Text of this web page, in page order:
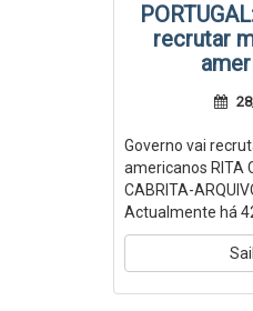
recrutar
Governo vai
americanos RITA
CABRITA-
Actualmente há